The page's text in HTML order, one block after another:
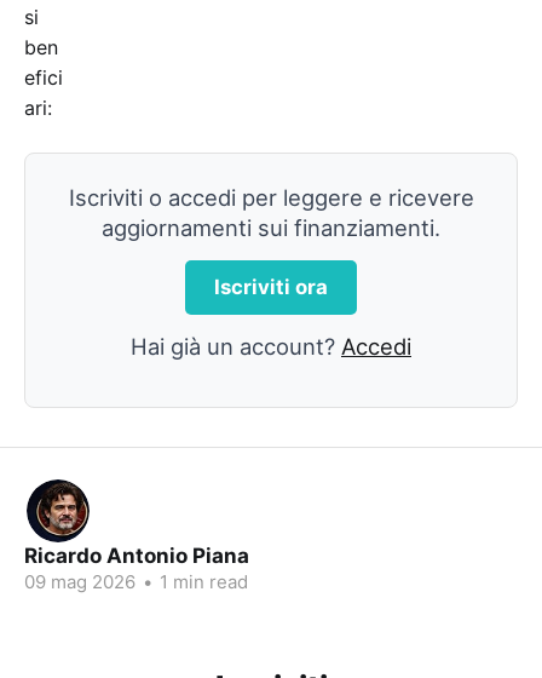
si
ben
efici
ari:
Iscriviti o accedi per leggere e ricevere
aggiornamenti sui finanziamenti.
Iscriviti ora
Hai già un account? Accedi
Ricardo Antonio Piana
09 mag 2026 • 1 min read